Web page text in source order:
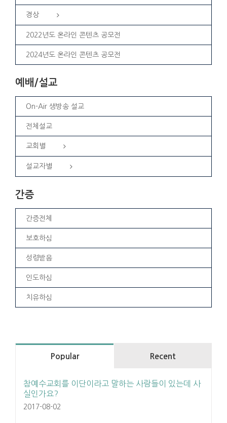
경상
2022년도 온라인 콘텐츠 공모전
2024년도 온라인 콘텐츠 공모전
예배/설교
On-Air 생방송 설교
전체설교
교회별
설교자별
간증
간증전체
보호하심
성령받음
인도하심
치유하심
Popular Recent
참예수교회를 이단이라고 말하는 사람들이 있는데 사
실인가요?
2017-08-02